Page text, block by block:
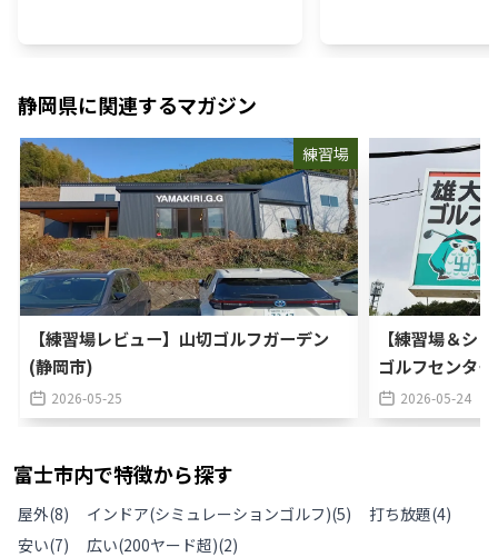
静岡県に関連するマガジン
練習場
【練習場レビュー】山切ゴルフガーデン
(静岡市)
2026-05-25
【練習場＆シ
ゴルフセンタ
2026-05-24
富士市内で特徴から探す
屋外(8) インドア(シミュレーションゴルフ)(5) 打ち放題(4)
安い(7) 広い(200ヤード超)(2)